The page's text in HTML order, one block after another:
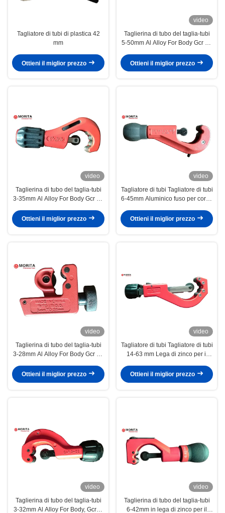
Tagliatore di tubi di plastica 42
mm
Ottieni il miglior prezzo
video
Taglierina di tubo del taglia-tubi
5-50mm Al Alloy For Body Gcr 15
Steel Pipe d'ottone
Ottieni il miglior prezzo
video
Taglierina di tubo del taglia-tubi
3-35mm Al Alloy For Body Gcr 15
della lama per il tubo d'acciaio
Ottieni il miglior prezzo
video
Tagliatore di tubi Tagliatore di tubi
6-45mm Aluminico fuso per corpo
Ottieni il miglior prezzo
video
Taglierina di tubo del taglia-tubi
3-28mm Al Alloy For Body Gcr 15
acciaio di rame della Sottile-
Ottieni il miglior prezzo
video
Tagliatore di tubi Tagliatore di tubi
14-63 mm Lega di zinco per il
della lama di rotolo Coper Al tubo
Ottieni il miglior prezzo
video
Taglierina di tubo del taglia-tubi
3-32mm Al Alloy For Body, Gcr15
video
Taglierina di tubo del taglia-tubi
6-42mm in lega di zinco per il